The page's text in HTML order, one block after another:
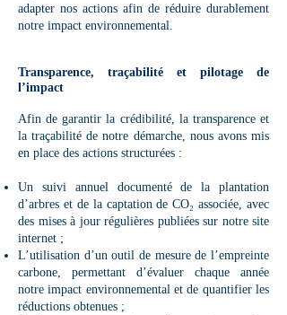
adapter nos actions afin de réduire durablement
notre impact environnemental.
Transparence, traçabilité et pilotage de
l’impact
Afin de garantir la crédibilité, la transparence et
la traçabilité de notre démarche, nous avons mis
en place des actions structurées :
Un suivi annuel documenté de la plantation
d’arbres et de la captation de CO₂ associée, avec
des mises à jour régulières publiées sur notre site
internet ;
L’utilisation d’un outil de mesure de l’empreinte
carbone, permettant d’évaluer chaque année
notre impact environnemental et de quantifier les
réductions obtenues ;